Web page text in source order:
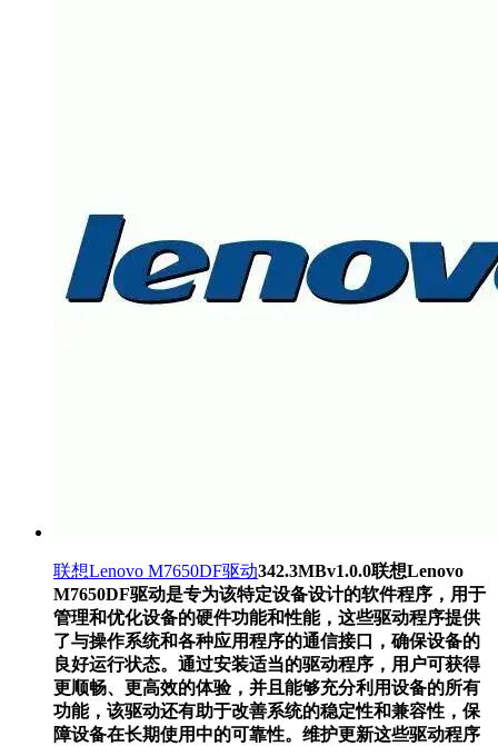
联想Lenovo M7650DF驱动342.3MBv1.0.0联想Lenovo
M7650DF驱动是专为该特定设备设计的软件程序，用于
管理和优化设备的硬件功能和性能，这些驱动程序提供
了与操作系统和各种应用程序的通信接口，确保设备的
良好运行状态。通过安装适当的驱动程序，用户可获得
更顺畅、更高效的体验，并且能够充分利用设备的所有
功能，该驱动还有助于改善系统的稳定性和兼容性，保
障设备在长期使用中的可靠性。维护更新这些驱动程序